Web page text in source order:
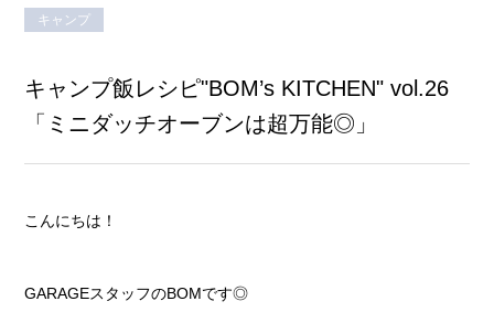
キャンプ
キャンプ飯レシピ"BOM’s KITCHEN" vol.26
「ミニダッチオーブンは超万能◎」
こんにちは！
GARAGEスタッフのBOMです◎